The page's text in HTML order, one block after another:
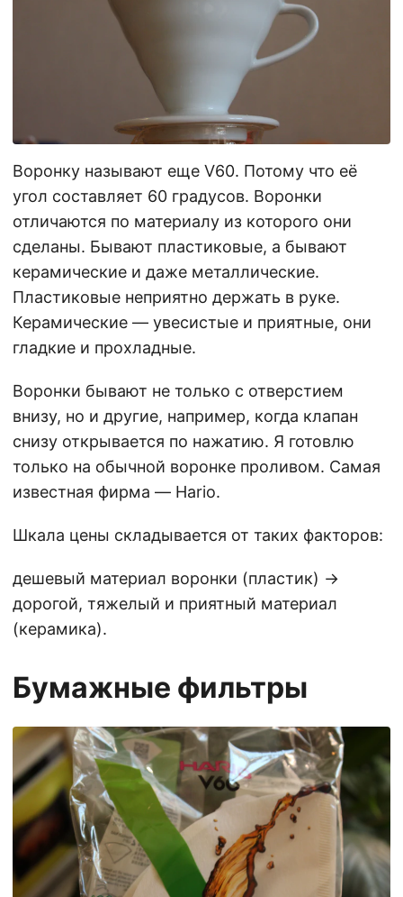
Воронку называют еще V60. Потому что её
угол составляет 60 градусов. Воронки
отличаются по материалу из которого они
сделаны. Бывают пластиковые, а бывают
керамические и даже металлические.
Пластиковые неприятно держать в руке.
Керамические — увесистые и приятные, они
гладкие и прохладные.
Воронки бывают не только с отверстием
внизу, но и другие, например, когда клапан
снизу открывается по нажатию. Я готовлю
только на обычной воронке проливом. Самая
известная фирма — Hario.
Шкала цены складывается от таких факторов:
дешевый материал воронки (пластик) ->
дорогой, тяжелый и приятный материал
(керамика).
Бумажные фильтры